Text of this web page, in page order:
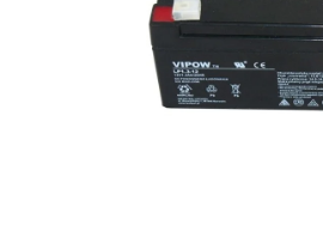
GADGETY, DARČEKY
KÁBLE A KONEKTORY